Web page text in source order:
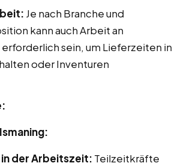
Je nach Branche und
kann auch Arbeit an
sein, um Lieferzeiten in
oder Inventuren
der Arbeitszeit: Teilzeitkräfte